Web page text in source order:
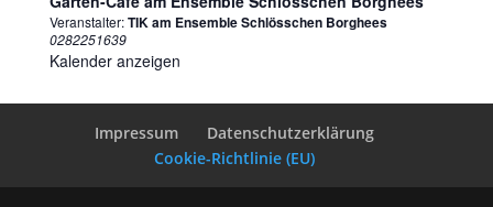
Veranstalter:TIK am Ensemble Schlösschen Borghees
0282251639
Kalender anzeigen
Impressum
Datenschutzerklärung
Cookie-Richtlinie (EU)